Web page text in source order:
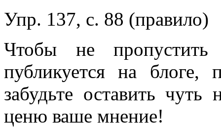
Упр. 137, с. 88 (правило)
Чтобы не
публикуется на блоге,
забудьте оставить
ценю ваше мнение!